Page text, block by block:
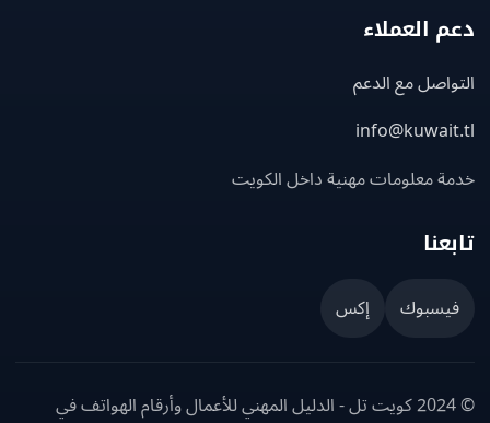
العملاء
مع الدعم
معلومات مهنية داخل الكويت
إكس
© 2024 كويت تل - الدليل المهني للأعمال وأرقام الهواتف في